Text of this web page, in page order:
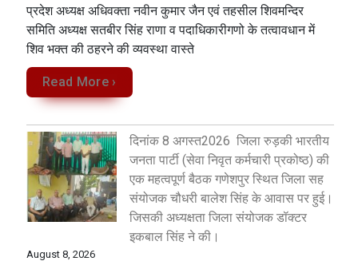
प्रदेश अध्यक्ष अधिवक्ता नवीन कुमार जैन एवं तहसील शिवमन्दिर
समिति अध्यक्ष सतबीर सिंह राणा व पदाधिकारीगणो के तत्वावधान में
शिव भक्त की ठहरने की व्यवस्था वास्ते
Read More ›
दिनांक 8 अगस्त2026 जिला रुड़की भारतीय
जनता पार्टी (सेवा निवृत कर्मचारी प्रकोष्ठ) की
एक महत्वपूर्ण बैठक गणेशपुर स्थित जिला सह
संयोजक चौधरी बालेश सिंह के आवास पर हुई।
जिसकी अध्यक्षता जिला संयोजक डॉक्टर
इकबाल सिंह ने की।
August 8, 2026